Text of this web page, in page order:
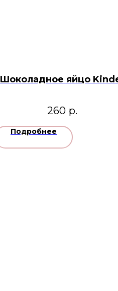
Шоколадное яйцо
260 р.
Подробнее